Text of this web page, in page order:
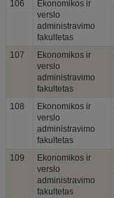
106
Ekonomikos ir
verslo
administravimo
fakultetas
107
Ekonomikos ir
verslo
administravimo
fakultetas
108
Ekonomikos ir
verslo
administravimo
fakultetas
109
Ekonomikos ir
verslo
administravimo
fakultetas